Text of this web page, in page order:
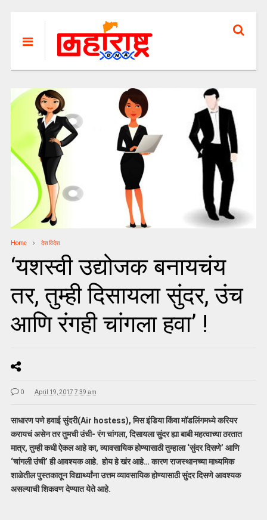
Home देश विदेश
‘यशस्वी उद्योजक बनायचंय
तर, तुम्ही दिसायला सुंदर, उंच
आणि रंगही चांगला हवा’ !
0 April 19, 2017 7:39 am
साधारण पणे हवाई सुंदरी(Air hostess), मिस इंडिया किंवा मॉडलिंगमध्ये करियर
करायचं असेन तर तुमची उंची- रंग चांगला, दिसायला सुंदर ह्या बाबी महत्वाच्या ठरतात
मात्र, तुम्ही कधी ऐकल आहे का, व्यावसायिक होण्यासाठी तुम्हाला ‘सुंदर दिसणे’ आणि
‘चांगली उंची’ ही आवश्यक आहे. होय हे खंर आहे… कारण राजस्थानच्या माध्यमिक
शाळेतील पुस्तकातून विद्यार्थ्यांना उत्तम व्यावसायिक होण्यासाठी सुंदर दिसणे आवश्यक
असल्याची शिकवण देण्यात येते आहे.